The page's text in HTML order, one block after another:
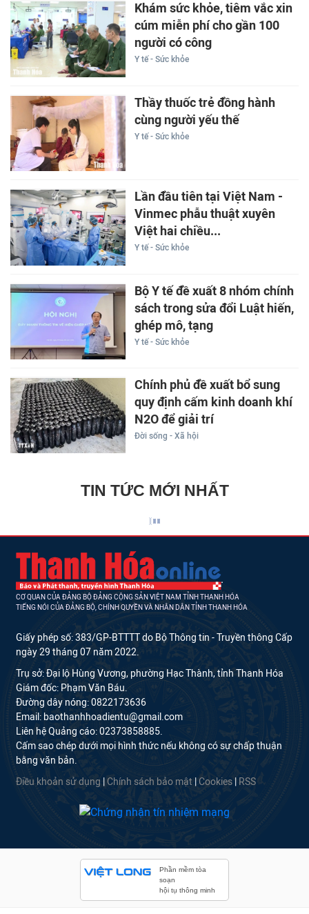
Khám sức khỏe, tiêm vắc xin
cúm miễn phí cho gần 100
người có công
Y tế - Sức khỏe
Thầy thuốc trẻ đồng hành
cùng người yếu thế
Y tế - Sức khỏe
Lần đầu tiên tại Việt Nam -
Vinmec phẫu thuật xuyên
Việt hai chiều...
Y tế - Sức khỏe
Bộ Y tế đề xuất 8 nhóm chính
sách trong sửa đổi Luật hiến,
ghép mô, tạng
Y tế - Sức khỏe
Chính phủ đề xuất bổ sung
quy định cấm kinh doanh khí
N2O để giải trí
Đời sống - Xã hội
TIN TỨC MỚI NHẤT
CƠ QUAN CỦA ĐẢNG BỘ ĐẢNG CỘNG SẢN VIỆT NAM TỈNH THANH HÓA
TIẾNG NÓI CỦA ĐẢNG BỘ, CHÍNH QUYỀN VÀ NHÂN DÂN TỈNH THANH HÓA
Giấy phép số: 383/GP-BTTTT do Bộ Thông tin - Truyền thông Cấp
ngày 29 tháng 07 năm 2022.
Trụ sở: Đại lộ Hùng Vương, phường Hạc Thành, tỉnh Thanh Hóa
Giám đốc: Phạm Văn Báu.
Đường dây nóng: 0822173636
Email: baothanhhoadientu@gmail.com
Liên hệ Quảng cáo: 02373858885.
Cấm sao chép dưới mọi hình thức nếu không có sự chấp thuận
bằng văn bản.
Điều khoản sử dụng Chính sách bảo mật Cookies RSS
Phần mềm tòa
soạn
hội tụ thông minh